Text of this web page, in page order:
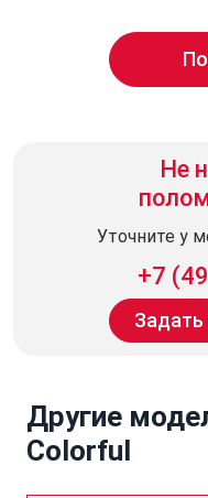
Не
Уточните у
+7
Задать
Другие
Colorful